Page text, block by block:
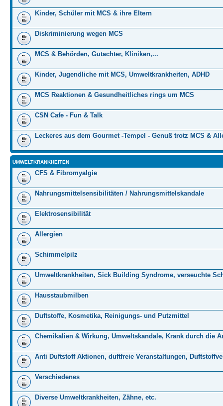
Kinder, Schüler mit MCS & ihre Eltern
Diskriminierung wegen MCS
MCS & Behörden, Gutachter, Kliniken,...
Kinder, Jugendliche mit MCS, Umweltkrankheiten, ADHD
MCS Reaktionen & Gesundheitliches rings um MCS
CSN Cafe - Fun & Talk
Leckeres aus dem Gourmet -Tempel - Genuß trotz MCS &
UMWELTKRANKHEITEN
CFS & Fibromyalgie
Nahrungsmittelsensibilitäten / Nahrungsmittelskandale
Elektrosensibilität
Allergien
Schimmelpilz
Umweltkrankheiten, Sick Building Syndrome, verseuchte
Hausstaubmilben
Duftstoffe, Kosmetika, Reinigungs- und Putzmittel
Chemikalien & Wirkung, Umweltskandale, Krank durch die
Anti Duftstoff Aktionen, duftfreie Veranstaltungen,
Verschiedenes
Diverse Umweltkrankheiten, Zähne, etc.